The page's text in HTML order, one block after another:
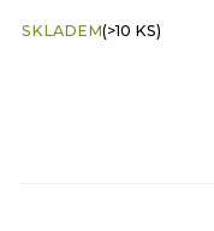
SKLADEM(>10 KS)